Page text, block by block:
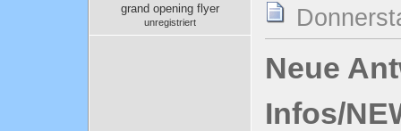
grand opening flyer
unregistriert
Neue
Infos/